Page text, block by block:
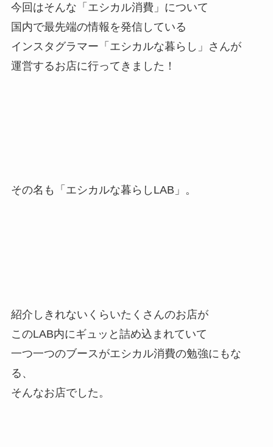
今回はそんな「エシカル消費」について
国内で最先端の情報を発信している
インスタグラマー「エシカルな暮らし」さんが
運営するお店に行ってきました！
その名も「エシカルな暮らしLAB」。
紹介しきれないくらいたくさんのお店が
このLAB内にギュッと詰め込まれていて
一つ一つのブースがエシカル消費の勉強にもな
る、
そんなお店でした。